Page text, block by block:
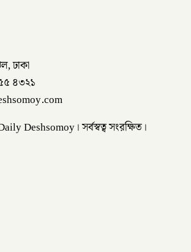
ঢাকা
৪৩২১
Deshsomoy। সর্বস্বত্ব সংরক্ষিত।